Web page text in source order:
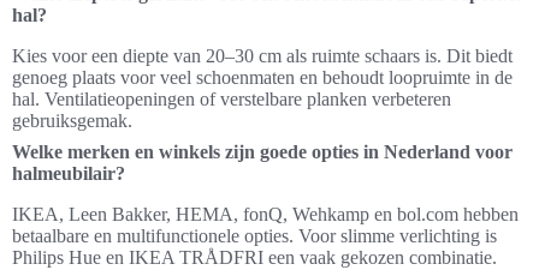
hal?
Kies voor een diepte van 20–30 cm als ruimte schaars is. Dit biedt
genoeg plaats voor veel schoenmaten en behoudt loopruimte in de
hal. Ventilatieopeningen of verstelbare planken verbeteren
gebruiksgemak.
Welke merken en winkels zijn goede opties in Nederland voor
halmeubilair?
IKEA, Leen Bakker, HEMA, fonQ, Wehkamp en bol.com hebben
betaalbare en multifunctionele opties. Voor slimme verlichting is
Philips Hue en IKEA TRÅDFRI een vaak gekozen combinatie.